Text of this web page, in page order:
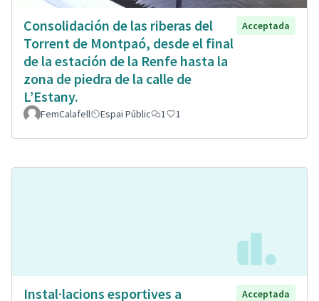
Consolidación de las riberas del
Torrent de Montpaó, desde el final
de la estación de la Renfe hasta la
zona de piedra de la calle de
L’Estany.
Acceptada
FemCalafell Espai Públic 1 1
Instal·lacions esportives a
Acceptada